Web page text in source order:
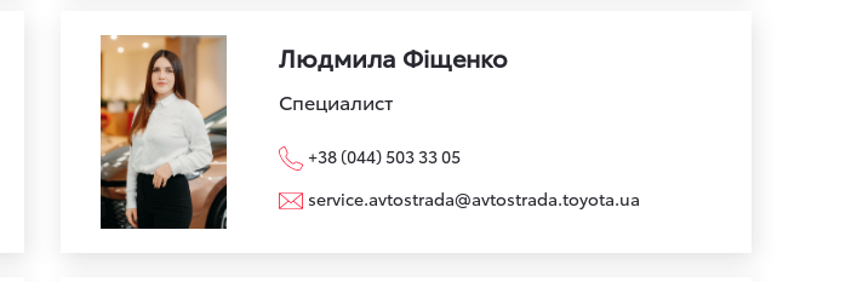
Людмила Фіщенко
Специалист
+38 (044) 503 33 05
service.avtostrada@avtostrada.toyota.ua